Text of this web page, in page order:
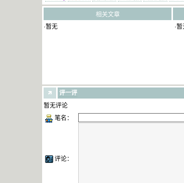
相关文章
·暂无
·
评一评
暂无评论
笔名：
评论：